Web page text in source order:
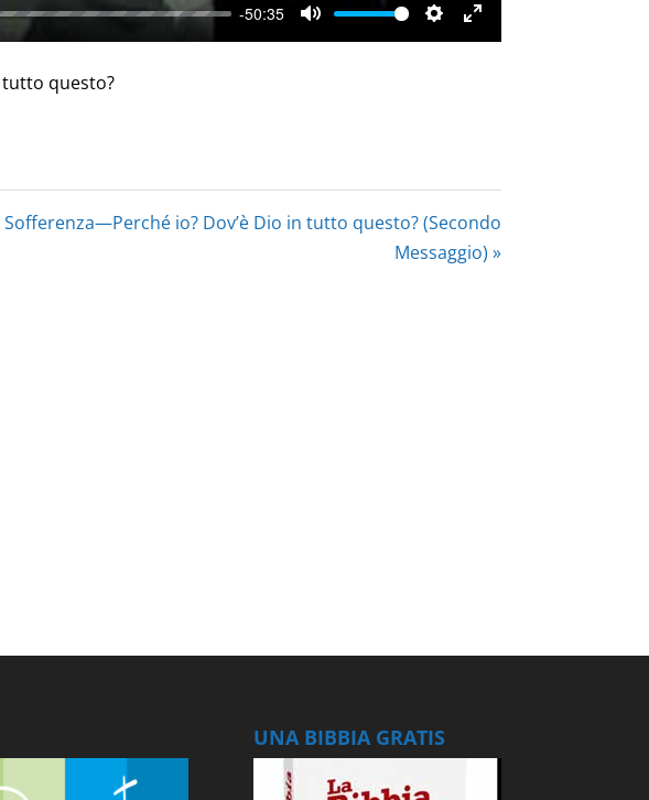
-50:35
Mute Settings
Enter
tutto questo?
Sofferenza—Perché io? Dov’è Dio in tutto questo? (Secondo
Messaggio) »
UNA BIBBIA GRATIS